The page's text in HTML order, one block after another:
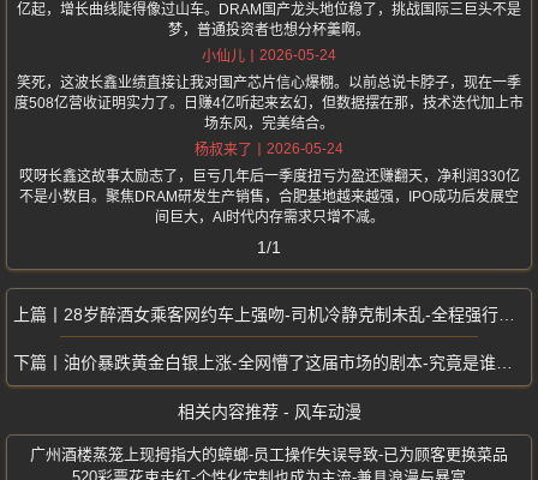
亿起，增长曲线陡得像过山车。DRAM国产龙头地位稳了，挑战国际三巨头不是
梦，普通投资者也想分杯羹啊。
小仙儿
2026-05-24
笑死，这波长鑫业绩直接让我对国产芯片信心爆棚。以前总说卡脖子，现在一季
度508亿营收证明实力了。日赚4亿听起来玄幻，但数据摆在那，技术迭代加上市
场东风，完美结合。
杨叔来了
2026-05-24
哎呀长鑫这故事太励志了，巨亏几年后一季度扭亏为盈还赚翻天，净利润330亿
不是小数目。聚焦DRAM研发生产销售，合肥基地越来越强，IPO成功后发展空
间巨大，AI时代内存需求只增不减。
1/1
28岁醉酒女乘客网约车上强吻-司机冷静克制未乱-全程强行亲吻
油价暴跌黄金白银上涨-全网懵了这届市场的剧本-究竟是谁在写
相关内容推荐 - 风车动漫
广州酒楼蒸笼上现拇指大的蟑螂-员工操作失误导致-已为顾客更换菜品